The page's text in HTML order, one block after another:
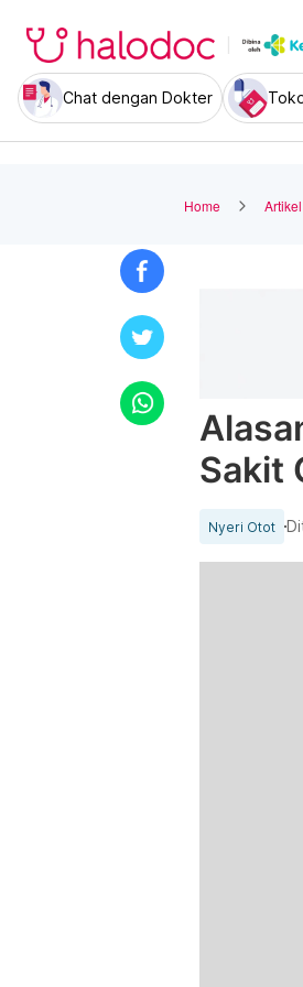
Chat dengan Dokter
Home Artikel
Sakit
Nyeri Otot